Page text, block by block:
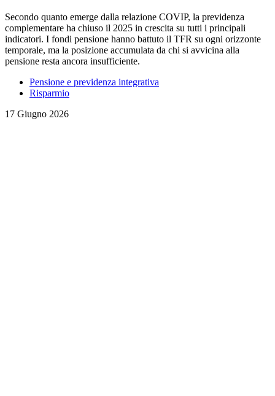
Secondo quanto emerge dalla relazione COVIP, la previdenza
complementare ha chiuso il 2025 in crescita su tutti i principali
indicatori. I fondi pensione hanno battuto il TFR su ogni orizzonte
temporale, ma la posizione accumulata da chi si avvicina alla
pensione resta ancora insufficiente.
Pensione e previdenza integrativa
Risparmio
17 Giugno 2026